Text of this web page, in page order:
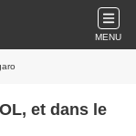
MENU
et dans le